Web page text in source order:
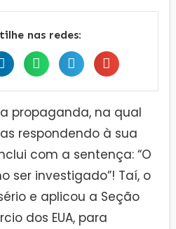
nas redes:
propaganda, na qual
respondendo à sua
com a sentença: “O
ser investigado”! Taí, o
e aplicou a Seção
dos EUA, para